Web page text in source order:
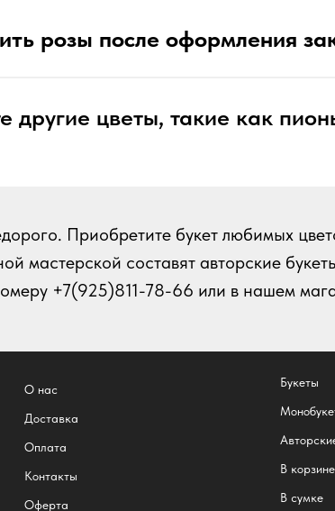
розы после оформления
другие цветы, такие как
Приобретите букет любимых
мастерской составят авторские
+7(925)811-78-66 или в нашем
О нас
Доставка
Оплата
Контакты
Оферта
Букеты
В корзине
В сумке